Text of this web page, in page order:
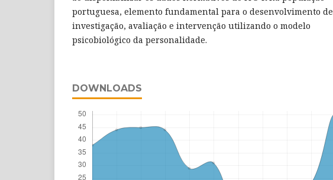
portuguesa, elemento fundamental para o desenvolvimento de
investigação, avaliação e intervenção utilizando o modelo
psicobiológico da personalidade.
DOWNLOADS